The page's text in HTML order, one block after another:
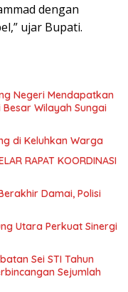
dengan
ujar Bupati.
Negeri Mendapatkan
Wilayah Sungai
di Keluhkan Warga
RAPAT KOORDINASI
Damai, Polisi
Utara Perkuat Sinergi
Sei STI Tahun
Sejumlah